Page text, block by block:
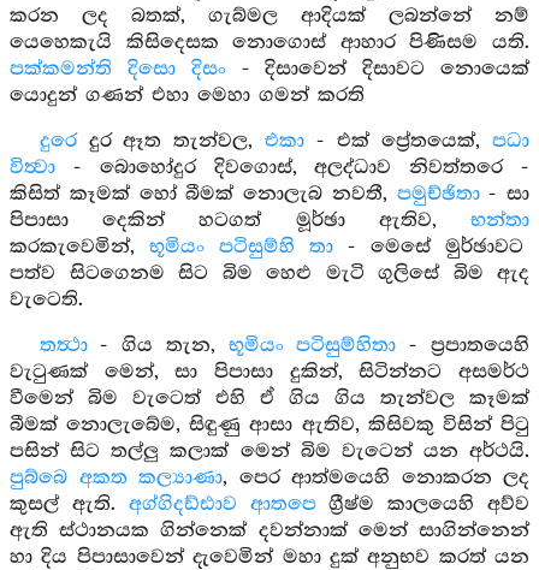
කරන ලද බතක්, ගැබ්මල ආදියක් ලබන්නේ නම්
යෙහෙකැයි කිසිදෙසක නොගොස් ආහාර පිණිසම යති.
පක්කමන්ති දිසො දිසං- දිසාවෙන් දිසාවට නොයෙක්
යොදුන් ගණන් එහා මෙහා ගමන් කරති
දුරෙදුර ඈත තැන්වල,එකා - එක් ප්‍රේතයෙක්, පධා
විත්‍වා - බොහෝදුර දිවගොස්, අලද්ධාව නිවත්තරෙ -
කිසිත් කෑමක් හෝ බීමක් නොලැබ නවතී, පමුච්ඡිතා- සා
පිපාසා දෙකින් හටගත් මූර්ඡා ඇතිව, භන්තා
කරකැවෙමින්, භූමියං පටිසුම්හි තා - මෙසේ මුර්ඡාවට
පත්ව සිටගෙනම සිට බිම හෙළු මැටි ගුලිසේ බිම ඇද
වැටෙති.
තත්‍ථා- ගිය තැන, භූමියං පටිසුම්හිතා - ප්‍රපාතයෙහි
වැටුණක් මෙන්, සා පිපාසා දුකින්, සිටින්නට අසමර්ථ
වීමෙන් බිම වැටෙත් එහි ඒ ගිය ගිය තැන්වල කෑමක්
බීමක් නොලැබේම, සිඳුණු ආසා ඇතිව, කිසිවකු විසින් පිටු
පසින් සිට තල්ලු කලාක් මෙන් බිම වැටෙන් යන අර්ථයි.
පුබ්බෙ අකත කල්‍යාණා, පෙර ආත්මයෙහි නොකරන ලද
කුසල් ඇති. අග්ගිදඩ්ඪාව ආතපෙග්‍රීෂ්ම කාලයෙහි අව්ව
ඇති ස්ථානයක ගින්නෙක් දවන්නාක් මෙන් සාගින්නෙන්
හා දිය පිපාසාවෙන් දැවෙමින් මහා දුක් අනුභව කරත් යන